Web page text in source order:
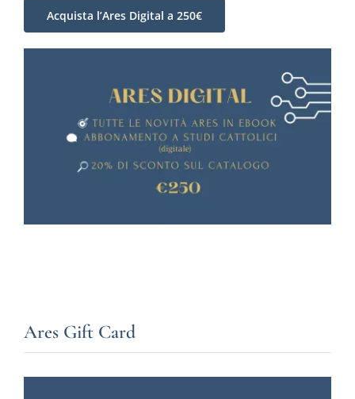
Acquista l’Ares Digital a 250€
Ares Gift Card